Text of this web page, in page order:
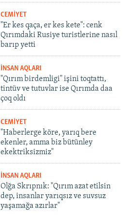
CEMİYET
"Er kes qaça, er kes kete": cenk
Qırımdaki Rusiye turistlerine nasıl
barıp yetti
İNSAN AQLARI
"Qırım birdemligi" işini toqtattı,
tintüv ve tutuvlar ise Qırımda daa
çoq oldı
CEMİYET
"Haberlerge köre, yarıq bere
ekenler, amma biz bütünley
ekektriksizmiz"
İNSAN AQLARI
Olğa Skrıpnık: "Qırım azat etilsin
dep, insanlar yarıqsız ve suvsuz
yaşamağa azırlar"